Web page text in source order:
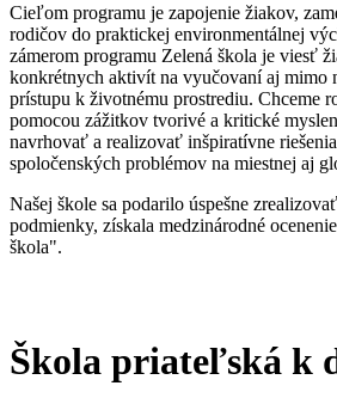
Cieľom programu je zapojenie žiakov,
rodičov do praktickej environmentálnej
zámerom programu Zelená škola je viesť
konkrétnych aktivít na vyučovaní aj mimo
prístupu k životnému prostrediu. Chceme
pomocou zážitkov tvorivé a kritické
navrhovať a realizovať inšpiratívne
spoločenských problémov na miestnej aj
Našej škole sa podarilo úspešne
podmienky, získala medzinárodné
škola".
Škola priateľská k